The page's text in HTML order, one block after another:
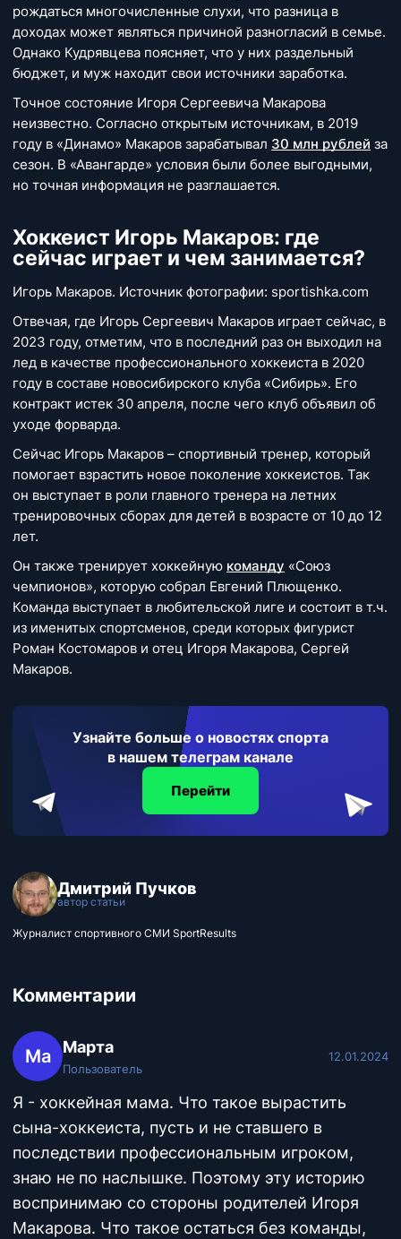
рождаться многочисленные слухи, что разница в
доходах может являться причиной разногласий в семье.
Однако Кудрявцева поясняет, что у них раздельный
бюджет, и муж находит свои источники заработка.
Точное состояние Игоря Сергеевича Макарова
неизвестно. Согласно открытым источникам, в 2019
году в «Динамо» Макаров зарабатывал 30 млн рублей за
сезон. В «Авангарде» условия были более выгодными,
но точная информация не разглашается.
Хоккеист Игорь Макаров: где
сейчас играет и чем занимается?
Игорь Макаров. Источник фотографии: sportishka.com
Отвечая, где Игорь Сергеевич Макаров играет сейчас, в
2023 году, отметим, что в последний раз он выходил на
лед в качестве профессионального хоккеиста в 2020
году в составе новосибирского клуба «Сибирь». Его
контракт истек 30 апреля, после чего клуб объявил об
уходе форварда.
Сейчас Игорь Макаров – спортивный тренер, который
помогает взрастить новое поколение хоккеистов. Так
он выступает в роли главного тренера на летних
тренировочных сборах для детей в возрасте от 10 до 12
лет.
Он также тренирует хоккейную команду «Союз
чемпионов», которую собрал Евгений Плющенко.
Команда выступает в любительской лиге и состоит в т.ч.
из именитых спортсменов, среди которых фигурист
Роман Костомаров и отец Игоря Макарова, Сергей
Макаров.
Узнайте больше о новостях спорта
в нашем телеграм канале
Перейти
Дмитрий Пучков
автор статьи
Журналист спортивного СМИ SportResults
Комментарии
Ма Марта
Пользователь
12.01.2024
Я - хоккейная мама. Что такое вырастить
сына-хоккеиста, пусть и не ставшего в
последствии профессиональным игроком,
знаю не по наслышке. Поэтому эту историю
воспринимаю со стороны родителей Игоря
Макарова. Что такое остаться без команды,